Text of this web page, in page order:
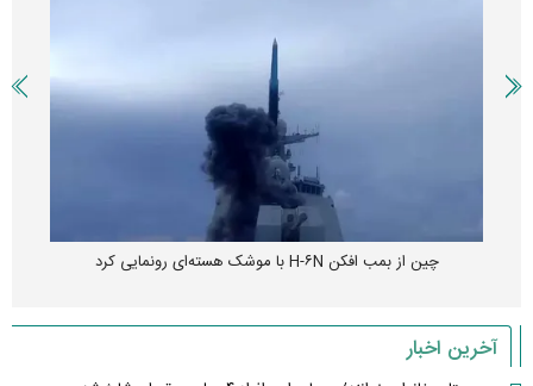
چین از بمب افکن H-۶N با موشک هسته‌ای رونمایی کرد
آخرین اخبار